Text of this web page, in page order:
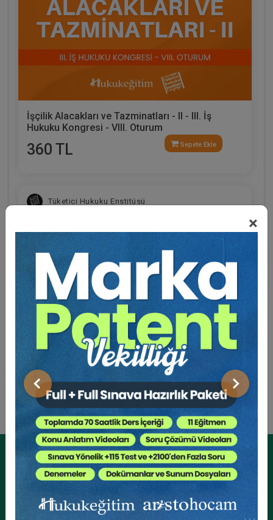
×
Önceki Sonraki
İşçilik Alacakları ve Tazminatları - II - III. İş
Hukuku Kongresi - VIII. Oturum
360 TL Sepete Ekle
Tüketici Hukuku Enstitüsü
Sosyal Güvenlik Hukuku - III. İş Hukuku Kongresi
- VI. Oturum
360 TL Sepete Ekle
Tüketici Hukuku Enstitüsü
Eğitmen Hakkında
Sosyal Medya
Kurumsal Üyelikler İçin
Kurumsal Teklif Alın